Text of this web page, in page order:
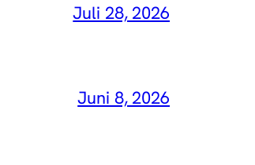
Juli 28, 2026
Juni 8, 2026